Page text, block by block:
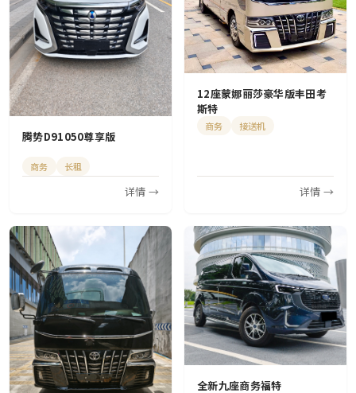
腾势D91050尊享版
商务 长租
详情 →
12座蒙娜丽莎豪华版丰田考
斯特
商务 接送机
详情 →
全新九座商务福特